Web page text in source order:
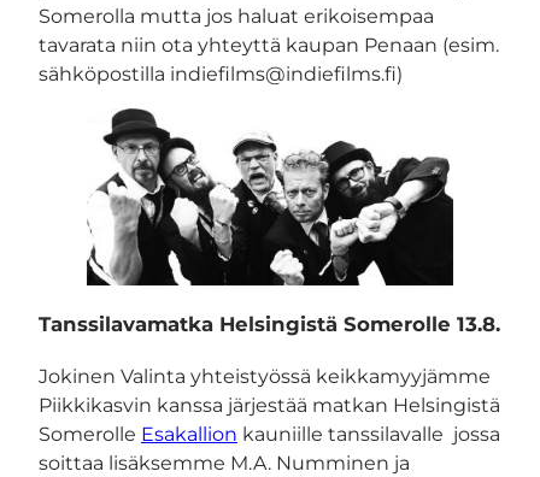
Somerolla mutta jos haluat erikoisempaa
tavarata niin ota yhteyttä kaupan Penaan (esim.
sähköpostilla indiefilms@indiefilms.fi)
Tanssilavamatka Helsingistä Somerolle 13.8.
Jokinen Valinta yhteistyössä keikkamyyjämme
Piikkikasvin kanssa järjestää matkan Helsingistä
Somerolle Esakallion kauniille tanssilavalle jossa
soittaa lisäksemme M.A. Numminen ja